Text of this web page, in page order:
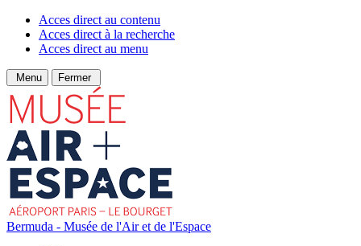
Acces direct au contenu
Acces direct à la recherche
Acces direct au menu
Menu Fermer
Bermuda - Musée de l'Air et de l'Espace